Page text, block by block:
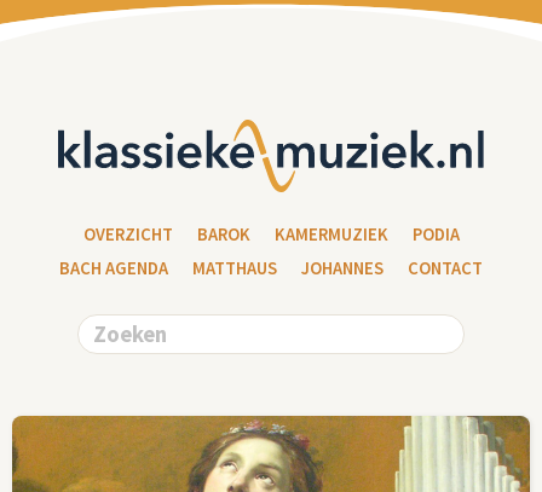
OVERZICHT BAROK KAMERMUZIEK
PODIA
BACH AGENDA
MATTHAUS JOHANNES CONTACT